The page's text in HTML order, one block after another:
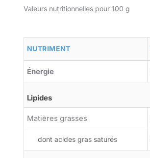
Valeurs nutritionnelles pour 100 g
NUTRIMENT
Énergie
Lipides
Matières grasses
dont acides gras saturés